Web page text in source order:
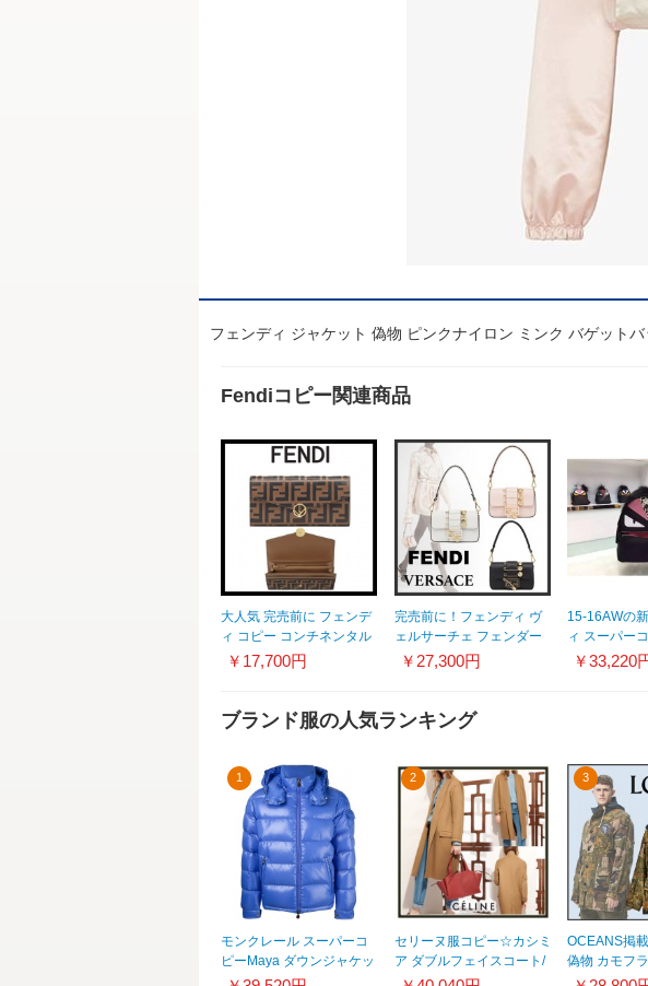
フェンディ ジャケット 偽物 ピンクナイロン ミンク バゲット
Fendiコピー関連商品
大人気 完売前に フェンデ
ィ コピー コンチネンタル
長財布 実用的 レザー
￥17,700円
完売前に！フェンディ ヴ
ェルサーチェ フェンダー
チェ コラボ バッグ 偽物カ
￥27,300円
15-16AWの
ィ スーパー
フェンディ
￥33,220
ブランド服の人気ランキング
1
モンクレール スーパーコ
ピーMaya ダウンジャケッ
ト
2
セリーヌ服コピー☆カシミ
ア ダブルフェイスコート/
キャメル
3
OCEANS掲
偽物 カモフ
カー